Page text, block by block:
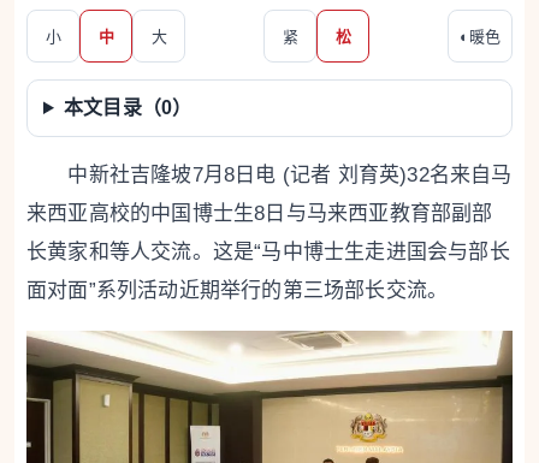
小 中 大 紧 松 ◐ 暖色
本文目录（0）
中新社吉隆坡7月8日电 (记者 刘育英)32名来自马
来西亚高校的中国博士生8日与马来西亚教育部副部
长黄家和等人交流。这是“马中博士生走进国会与部长
面对面”系列活动近期举行的第三场部长交流。